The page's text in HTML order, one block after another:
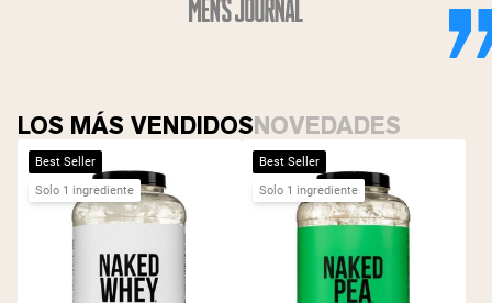
LOS MÁS VENDIDOSNOVEDADES
Best Seller
Solo 1 ingrediente
Best Seller
Solo 1 ingrediente